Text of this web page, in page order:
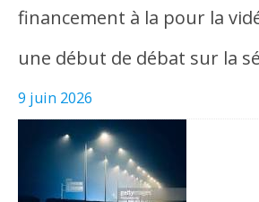
financement à la pour la
une début de débat sur la
9 juin 2026